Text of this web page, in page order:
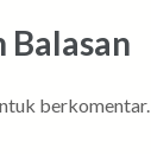
Balasan
berkomentar.